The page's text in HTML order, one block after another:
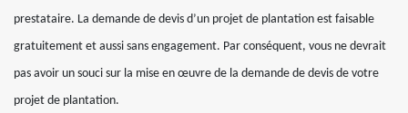
prestataire. La demande de devis d’un projet de plantation est faisable
gratuitement et aussi sans engagement. Par conséquent, vous ne devrait
pas avoir un souci sur la mise en œuvre de la demande de devis de votre
projet de plantation.